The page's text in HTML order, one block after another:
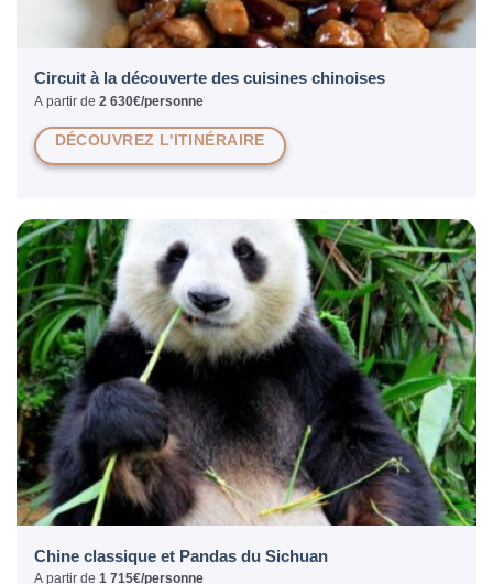
Circuit à la découverte des cuisines chinoises
A partir de 2 630€/personne
DÉCOUVREZ L'ITINÉRAIRE
Chine classique et Pandas du Sichuan
A partir de 1 715€/personne